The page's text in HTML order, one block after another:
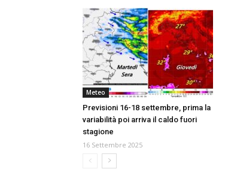
Meteo
Previsioni 16-18 settembre, prima la
variabilità poi arriva il caldo fuori
stagione
16 Settembre 2025